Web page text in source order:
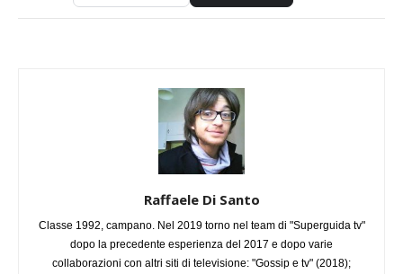
Raffaele Di Santo
Classe 1992, campano. Nel 2019 torno nel team di "Superguida tv"
dopo la precedente esperienza del 2017 e dopo varie
collaborazioni con altri siti di televisione: "Gossip e tv" (2018);